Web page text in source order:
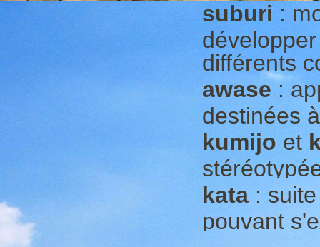
suburi :
différents
awase:
destinées
kumijo et
kata :
pouvant